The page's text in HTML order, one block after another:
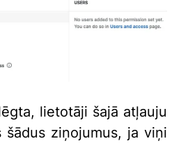
lietotāji šajā atļauju
šādus ziņojumus, ja viņi